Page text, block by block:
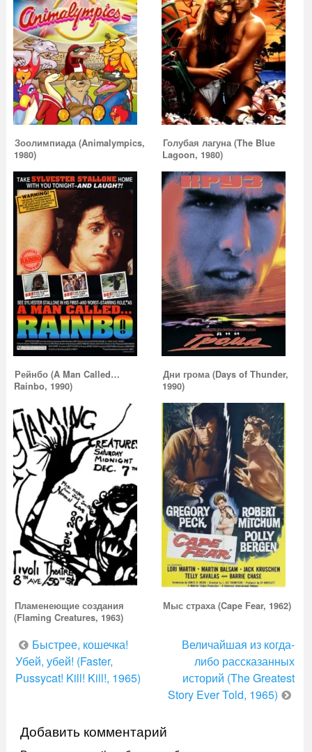
Зоолимпиада (Animalympics,
1980)
Голубая лагуна (The Blue
Lagoon, 1980)
Рейнбо (A Man Called…
Rainbo, 1990)
Дни грома (Days of Thunder,
1990)
Пламенеющие создания
(Flaming Creatures, 1963)
Мыс страха (Cape Fear, 1962)
Навигация
по
записям
Быстрее, кошечка!
Убей, убей! (Faster,
Pussycat! Kill! Kill!, 1965)
Величайшая из когда-
либо рассказанных
историй (The Greatest
Story Ever Told, 1965)
Добавить комментарий